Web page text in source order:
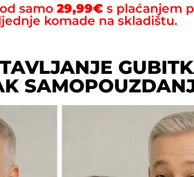
samo 29,99€ s plaćanjem
komade na skladištu.